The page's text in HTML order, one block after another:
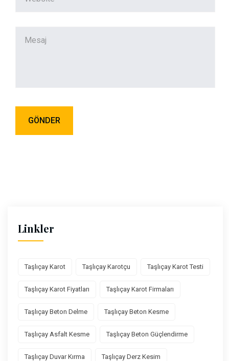
Linkler
Taşlıçay Karot Taşlıçay Karotçu Taşlıçay Karot Testi
Taşlıçay Karot Fiyatları Taşlıçay Karot Firmaları
Taşlıçay Beton Delme Taşlıçay Beton Kesme
Taşlıçay Asfalt Kesme Taşlıçay Beton Güçlendirme
Taşlıçay Duvar Kırma Taşlıçay Derz Kesim